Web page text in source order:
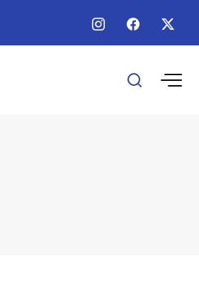
municipais superam metas do IDEB